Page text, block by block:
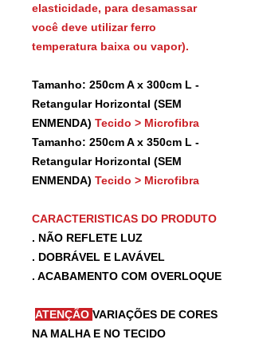
elasticidade, para desamassar
você deve utilizar ferro
temperatura baixa ou vapor).
Tamanho: 250cm A x 300cm L -
Retangular Horizontal (SEM
ENMENDA) Tecido > Microfibra
Tamanho: 250cm A x 350cm L -
Retangular Horizontal (SEM
ENMENDA) Tecido > Microfibra
CARACTERISTICAS DO PRODUTO
. NÃO REFLETE LUZ
. DOBRÁVEL E LAVÁVEL
. ACABAMENTO COM OVERLOQUE
ATENÇÃO VARIAÇÕES DE CORES
NA MALHA E NO TECIDO